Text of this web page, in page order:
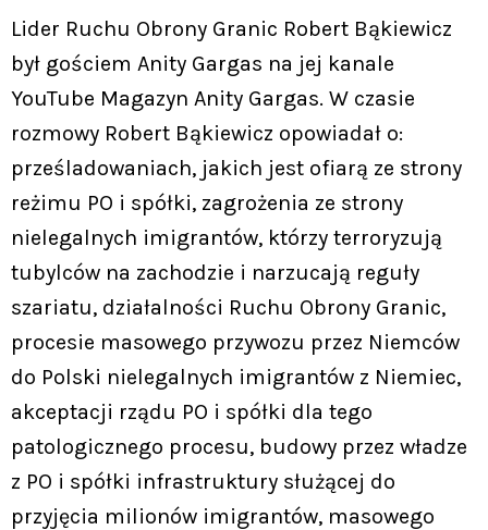
Lider Ruchu Obrony Granic Robert Bąkiewicz
był gościem Anity Gargas na jej kanale
YouTube Magazyn Anity Gargas. W czasie
rozmowy Robert Bąkiewicz opowiadał o:
prześladowaniach, jakich jest ofiarą ze strony
reżimu PO i spółki, zagrożenia ze strony
nielegalnych imigrantów, którzy terroryzują
tubylców na zachodzie i narzucają reguły
szariatu, działalności Ruchu Obrony Granic,
procesie masowego przywozu przez Niemców
do Polski nielegalnych imigrantów z Niemiec,
akceptacji rządu PO i spółki dla tego
patologicznego procesu, budowy przez władze
z PO i spółki infrastruktury służącej do
przyjęcia milionów imigrantów, masowego